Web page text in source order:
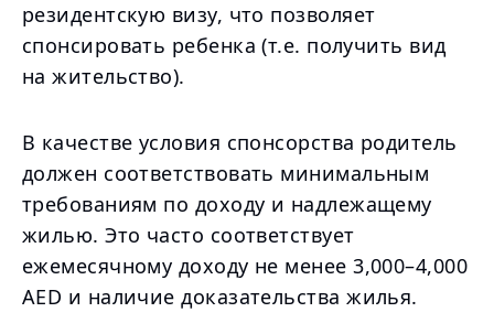
резидентскую визу, что позволяет
спонсировать ребенка (т.е. получить вид
на жительство).
В качестве условия спонсорства родитель
должен соответствовать минимальным
требованиям по доходу и надлежащему
жилью. Это часто соответствует
ежемесячному доходу не менее 3,000–4,000
AED и наличие доказательства жилья.